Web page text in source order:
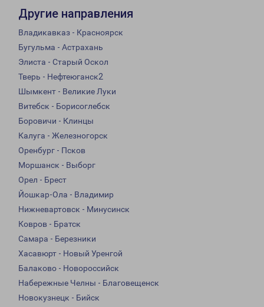
Другие направления
Владикавказ - Красноярск
Бугульма - Астрахань
Элиста - Старый Оскол
Тверь - Нефтеюганск2
Шымкент - Великие Луки
Витебск - Борисоглебск
Боровичи - Клинцы
Калуга - Железногорск
Оренбург - Псков
Моршанск - Выборг
Орел - Брест
Йошкар-Ола - Владимир
Нижневартовск - Минусинск
Ковров - Братск
Самара - Березники
Хасавюрт - Новый Уренгой
Балаково - Новороссийск
Набережные Челны - Благовещенск
Новокузнецк - Бийск